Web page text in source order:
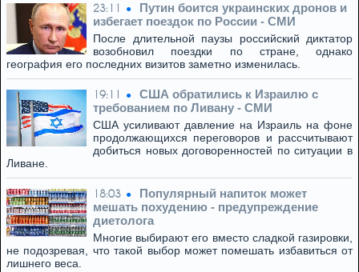
23:11
Путин боится украинских дронов и
избегает поездок по России - СМИ
После длительной паузы российский диктатор
возобновил поездки по стране, однако
география его последних визитов заметно изменилась.
19:11
США обратились к Израилю с
требованием по Ливану - СМИ
США усиливают давление на Израиль на фоне
продолжающихся переговоров и рассчитывают
добиться новых договоренностей по ситуации в
Ливане.
18:03
Популярный напиток может
мешать похудению - предупреждение
диетолога
Многие выбирают его вместо сладкой газировки,
не подозревая, что такой выбор может помешать избавиться от
лишнего веса.